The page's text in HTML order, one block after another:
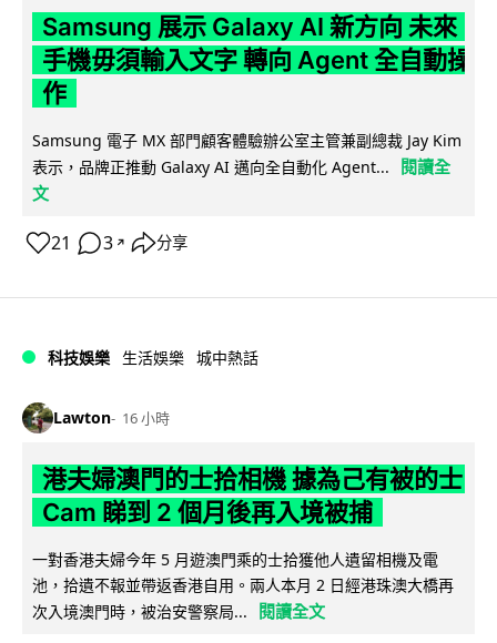
Samsung 展示 Galaxy AI 新方向 未來
手機毋須輸入文字 轉向 Agent 全自動操
作
Samsung 電子 MX 部門顧客體驗辦公室主管兼副總裁 Jay Kim
表示，品牌正推動 Galaxy AI 邁向全自動化 Agent...
閱讀全
文
21 3 ↗ 分享
科技娛樂 生活娛樂 城中熱話
Lawton 16 小時
港夫婦澳門的士拾相機 據為己有被的士
Cam 睇到 2 個月後再入境被捕
一對香港夫婦今年 5 月遊澳門乘的士拾獲他人遺留相機及電
池，拾遺不報並帶返香港自用。兩人本月 2 日經港珠澳大橋再
次入境澳門時，被治安警察局...
閱讀全文